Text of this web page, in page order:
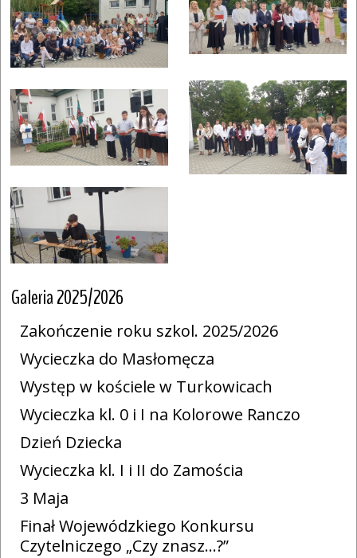
Galeria 2025/2026
Zakończenie roku szkol. 2025/2026
Wycieczka do Masłomęcza
Występ w kościele w Turkowicach
Wycieczka kl. 0 i I na Kolorowe Ranczo
Dzień Dziecka
Wycieczka kl. I i II do Zamościa
3 Maja
Finał Wojewódzkiego Konkursu
Czytelniczego „Czy znasz…?”